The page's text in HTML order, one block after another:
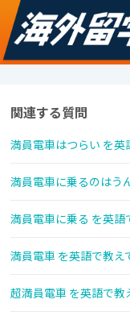
関連する質問
満員電車はつらい を英
満員電車に乗るのはう
満員電車に乗る を英語
満員電車 を英語で教え
超満員電車 を英語で教